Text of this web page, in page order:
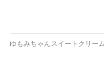
ゆもみちゃんスイートクリーム